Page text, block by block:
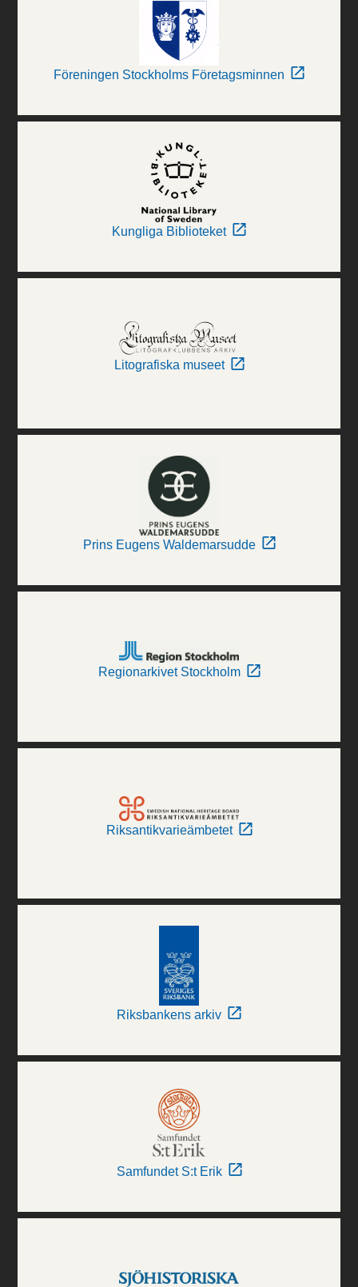
Föreningen Stockholms Företagsminnen
Kungliga Biblioteket
Litografiska museet
Prins Eugens Waldemarsudde
Regionarkivet Stockholm
Riksantikvarieämbetet
Riksbankens arkiv
Samfundet S:t Erik